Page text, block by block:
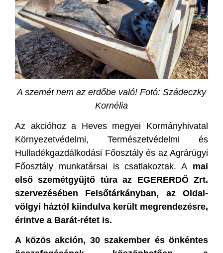
A szemét nem az erdőbe való! Fotó: Szádeczky
Kornélia
Az akcióhoz a Heves megyei Kormányhivatal
Környezetvédelmi, Természetvédelmi és
Hulladékgazdálkodási Főosztály és az Agrárügyi
Főosztály munkatársai is csatlakoztak. A mai
első szemétgyűjtő túra az EGERERDŐ Zrt.
szervezésében Felsőtárkányban, az Oldal-
völgyi háztól kiindulva került megrendezésre,
érintve a Barát-rétet is.
A közös akción, 30 szakember és önkéntes